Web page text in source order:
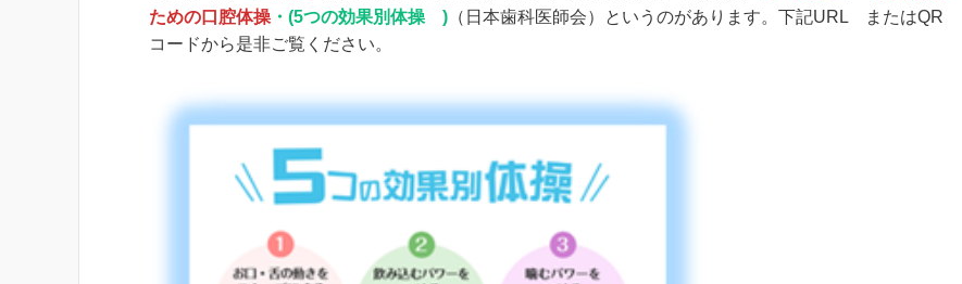
ための口腔体操 ・(5つの効果別体操 ) （日本歯科医師会）というのがあります。下記URL またはQR
コードから是非ご覧ください。